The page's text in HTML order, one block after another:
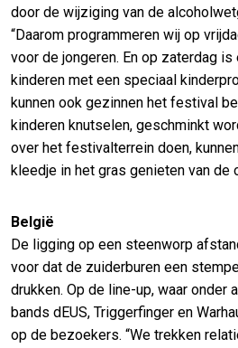
door de wijziging van de
“Daarom programmeren wij op
voor de jongeren. En op zaterdag
kinderen met een speciaal
kunnen ook gezinnen het festival
kinderen knutselen, geschminkt
over het festivalterrein doen,
kleedje in het gras genieten van de
België
De ligging op een steenworp
voor dat de zuiderburen een
drukken. Op de line-up, waar onder
bands dEUS, Triggerfinger en
op de bezoekers. “We trekken